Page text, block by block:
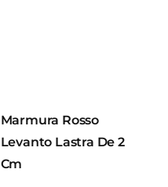
Marmura Rosso
Levanto Lastra De 2
Cm